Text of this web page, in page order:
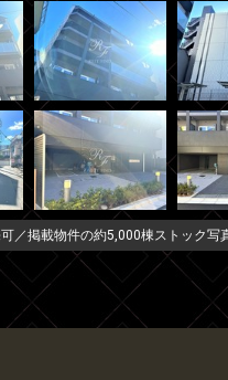
／掲載物件の約5,000棟ストック写